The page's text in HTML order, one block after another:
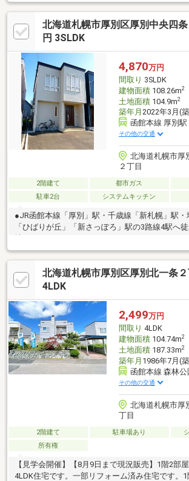
北海道札幌市厚別区厚別中央四
円 3SLDK
4,870万円
間取り 3SLDK
建物面積108.26m2
土地面積104.9m2
築年月 2022年3月(
函館本線 厚別駅
その他の交通
北海道札幌市厚
２丁目
2階建て 都市ガス
駐車2台
システムキッチン
●JR函館本線「厚別」駅・千歳線「新札幌」駅・
「ひばりが丘」「新さっぽろ」駅の3路線4駅へ
北海道札幌市厚別区厚別北一条
4LDK
2,499万円
間取り 4LDK
建物面積104.74m2
土地面積187.33m2
築年月 1986年7月(
函館本線 森林
その他の交通
北海道札幌市厚
丁目
2階建て 駐車場あり
所有権
【見学会開催】【8月9日まで現況販売】1階2部
4LDK住宅です。一部リフォーム済み住宅です。1